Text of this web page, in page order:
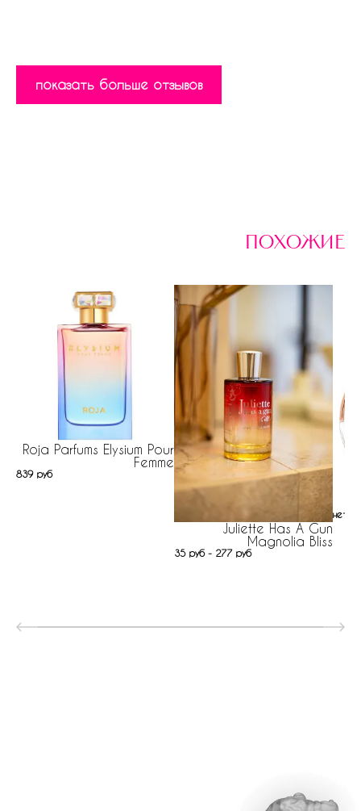
показать больше отзывов
похожие
Roja Parfums Elysium Pour
Femme
839 руб
Juliette Has A Gun
Magnolia Bliss
35 руб - 277 руб
нет